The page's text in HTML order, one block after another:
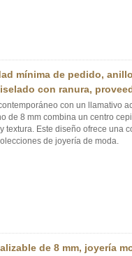
mínima de pedido,
con ranura,
con un llamativo
de 8 mm combina un centro
textura. Este diseño ofrece una
de joyería de moda.
de 8 mm, joyería